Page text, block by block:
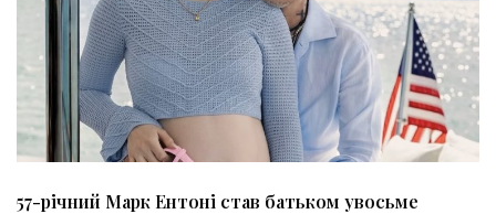
57-річний Марк Ентоні став батьком увосьме